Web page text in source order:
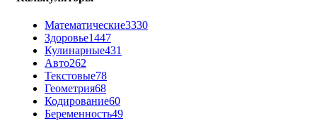
Математические3330
Здоровье1447
Кулинарные431
Авто262
Текстовые78
Геометрия68
Кодирование60
Беременность49